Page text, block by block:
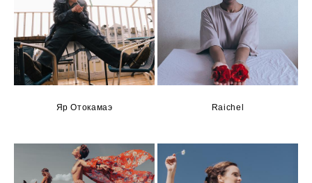
Яр Отокамаэ Raichel